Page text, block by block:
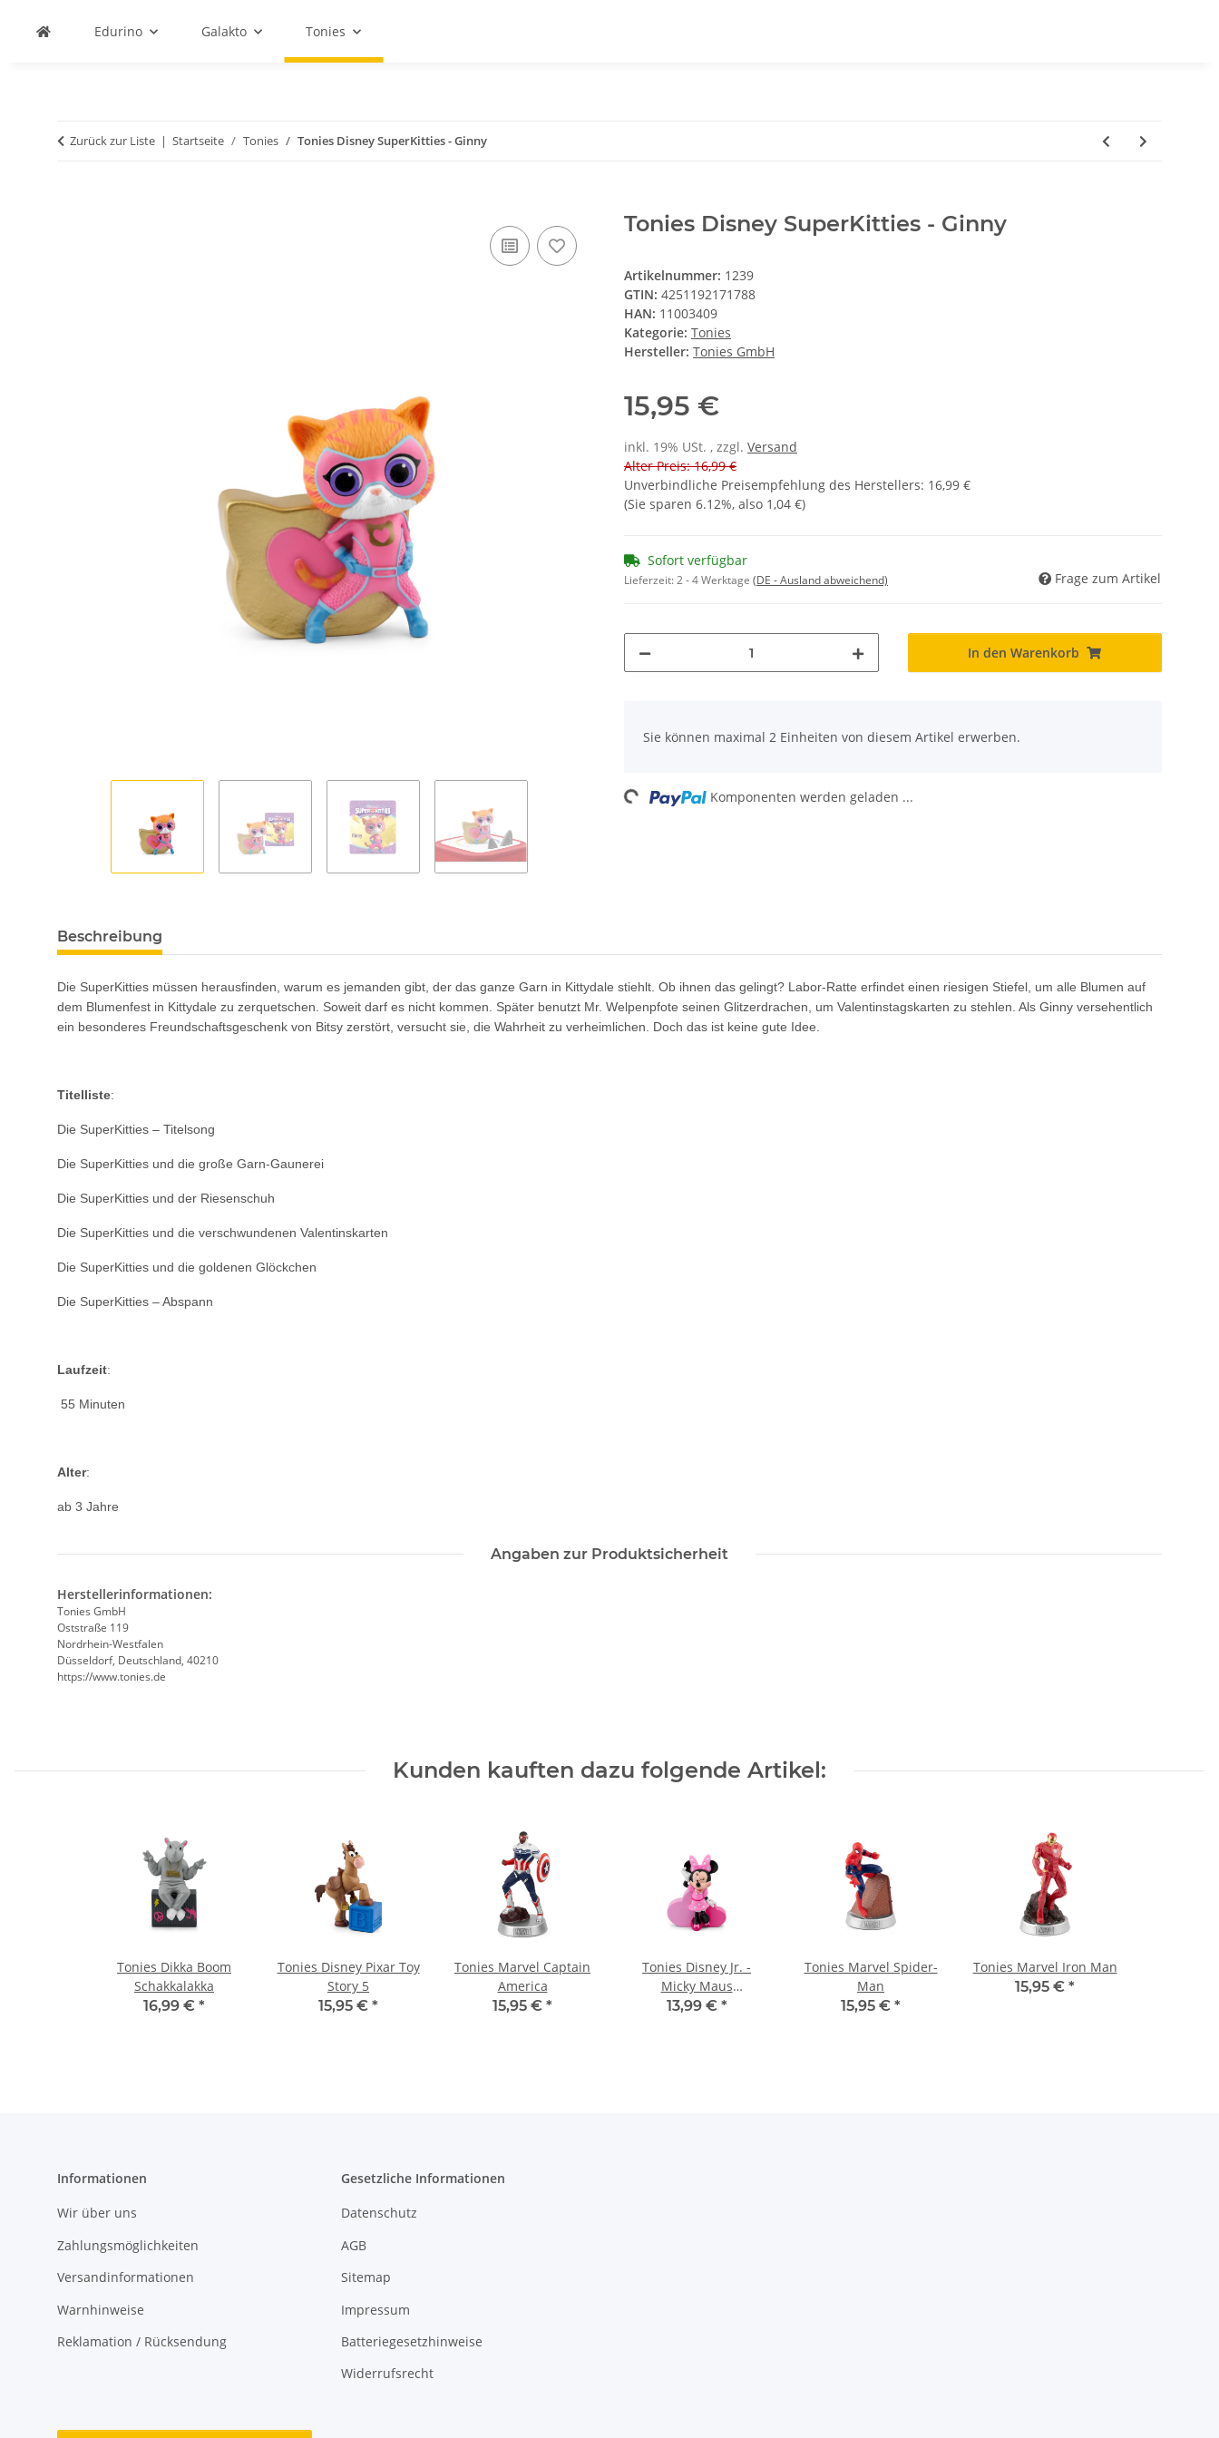
Edurino Galakto Tonies
Zurück zur Liste Startseite Tonies Tonies Disney SuperKitties - Ginny
Tonies Disney SuperKitties - Ginny
Artikelnummer: 1239
GTIN: 4251192171788
HAN: 11003409
Kategorie: Tonies
Hersteller: Tonies GmbH
15,95 €
inkl. 19% USt. , zzgl. Versand
Alter Preis: 16,99 €
Unverbindliche Preisempfehlung des Herstellers: 16,99 €
(Sie sparen 6.12%, also 1,04 €)
Sofort verfügbar
Lieferzeit:2 - 4 Werktage (DE - Ausland abweichend) Frage zum Artikel
In den Warenkorb
Sie können maximal 2 Einheiten von diesem Artikel erwerben.
Loading... Komponenten werden geladen ...
Beschreibung
Die SuperKitties müssen herausfinden, warum es jemanden gibt, der das ganze Garn in Kittydale stiehlt. Ob ihnen das gelingt? Labor-Ratte erfindet einen riesigen Stiefel, um alle Blumen auf
dem Blumenfest in Kittydale zu zerquetschen. Soweit darf es nicht kommen. Später benutzt Mr. Welpenpfote seinen Glitzerdrachen, um Valentinstagskarten zu stehlen. Als Ginny versehentlich
ein besonderes Freundschaftsgeschenk von Bitsy zerstört, versucht sie, die Wahrheit zu verheimlichen. Doch das ist keine gute Idee.
Titelliste:
Die SuperKitties – Titelsong
Die SuperKitties und die große Garn-Gaunerei
Die SuperKitties und der Riesenschuh
Die SuperKitties und die verschwundenen Valentinskarten
Die SuperKitties und die goldenen Glöckchen
Die SuperKitties – Abspann
Laufzeit:
55 Minuten
Alter:
ab 3 Jahre
Angaben zur Produktsicherheit
Herstellerinformationen:
Tonies GmbH
Oststraße 119
Nordrhein-Westfalen
Düsseldorf, Deutschland, 40210
https://www.tonies.de
Kunden kauften dazu folgende Artikel:
Tonies Dikka Boom
Schakkalakka
16,99 € *
Tonies Disney Pixar Toy
Story 5
15,95 € *
Tonies Marvel Captain
America
15,95 € *
Tonies Disney Jr. -
Micky Maus
Wunderhaus (Minnie)
13,99 € *
Tonies Marvel Spider-
Man
15,95 € *
Tonies Marvel Iron Man
15,95 € *
Informationen
Wir über uns
Zahlungsmöglichkeiten
Versandinformationen
Warnhinweise
Reklamation / Rücksendung
Gesetzliche Informationen
Datenschutz
AGB
Sitemap
Impressum
Batteriegesetzhinweise
Widerrufsrecht